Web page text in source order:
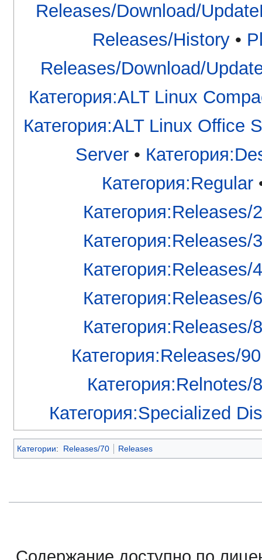
Releases/Download/
Releases/History •
Releases/Download/
Категория:ALT Linux
Категория:ALT Linux Office
Server •
Категория:Regular
Категория:Releases/
Категория:Releases/
Категория:Releases/
Категория:Releases/
Категория:Releases/
Категория:Releases/90
Категория:Relnotes/
Категория:Specialized
Категории: Releases/70 Releases